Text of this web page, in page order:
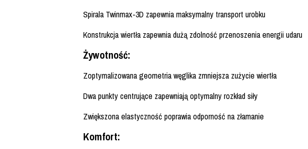
Spirala Twinmax-3D zapewnia maksymalny transport urobku
Konstrukcja wiertła zapewnia dużą zdolność przenoszenia energii udaru
Żywotność:
Zoptymalizowana geometria węglika zmniejsza zużycie wiertła
Dwa punkty centrujące zapewniają optymalny rozkład siły
Zwiększona elastyczność poprawia odporność na złamanie
Komfort: